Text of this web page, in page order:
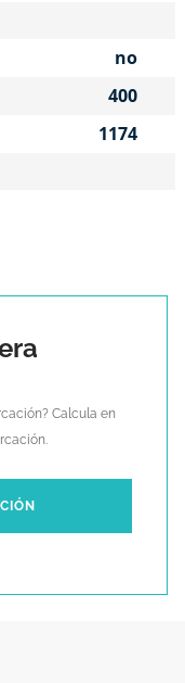
no
400
1174
Calcula en